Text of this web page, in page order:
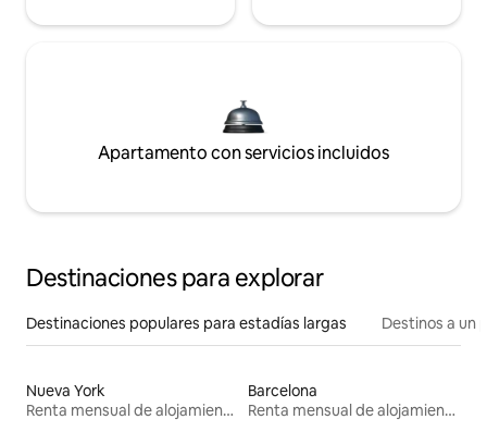
Apartamento con servicios incluidos
Destinaciones para explorar
Destinaciones populares para estadías largas Destinos a un
Nueva York
Renta mensual de alojamientos
Barcelona
Renta mensual de alojamientos